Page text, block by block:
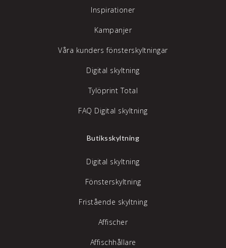
Inspirationer
Kampanjer
Våra kunders fönsterskyltningar
Digital skyltning
Tylöprint Total
FAQ Digital skyltning
Butiksskyltning
Digital skyltning
Fönsterskyltning
Fristående skyltning
Affischer
Affischhållare